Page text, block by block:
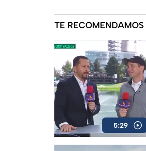
TE RECOMENDAMOS
5:29